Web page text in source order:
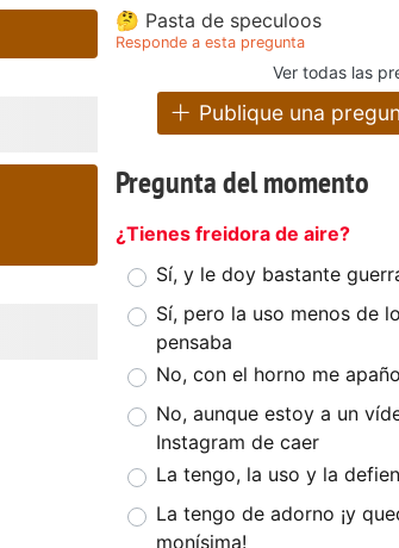
🤔 Pasta de speculoos
Responde a esta pregunta
Ver todas las
Publique una
Pregunta del momento
¿Tienes freidora de aire?
Sí, y le doy bastante
Sí, pero la uso menos de
pensaba
No, con el horno me apaño
No, aunque estoy a un
Instagram de caer
La tengo, la uso y la
La tengo de adorno ¡y
monísima!